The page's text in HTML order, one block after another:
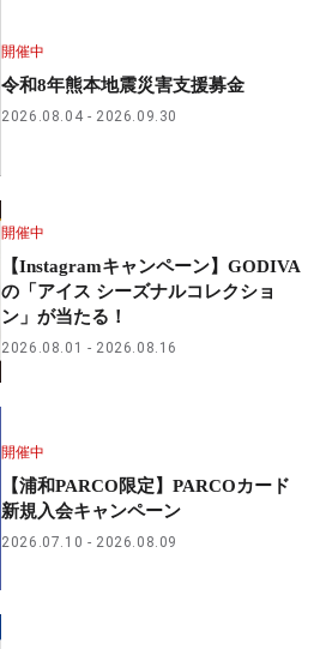
開催中
令和8年熊本地震災害支援募金
2026.08.04 2026.09.30
開催中
【Instagramキャンペーン】GODIVA
の「アイス シーズナルコレクショ
ン」が当たる！
2026.08.01 2026.08.16
開催中
【浦和PARCO限定】PARCOカード
新規入会キャンペーン
2026.07.10 2026.08.09